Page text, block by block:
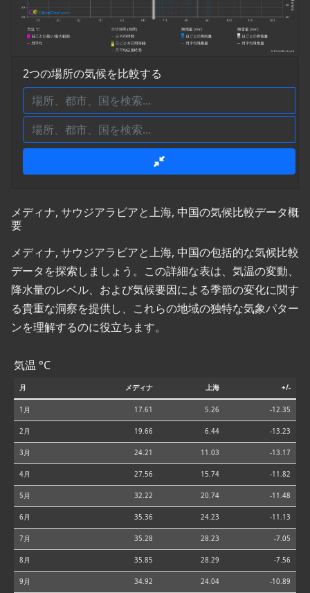
2つの場所の気候を比較する
メディナ, サウジアラビアと上海, 中国の気候比較データ概
要
メディナ, サウジアラビアと上海, 中国の包括的な気候比較
データを探索しましょう。この詳細な表は、気温の変動、
降水量のレベル、および気候要因による季節の変化に関す
る貴重な洞察を提供し、これらの地域の独特な気象パター
ンを理解するのに役立ちます。
気温 °C
月 メディナ 上海 +/-
1月 17.61 5.26 -12.35
2月 19.66 6.44 -13.23
3月 24.21 11.03 -13.17
4月 27.56 15.74 -11.82
5月 32.22 20.74 -11.48
6月 35.36 24.23 -11.13
7月 35.28 28.23 -7.05
8月 35.85 28.29 -7.56
9月 34.92 24.04 -10.89